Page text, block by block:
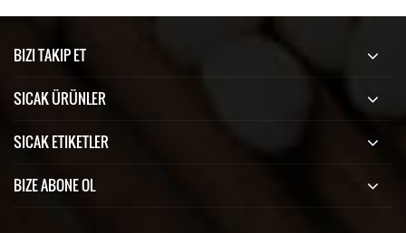
BIZI TAKIP ET
SICAK ÜRÜNLER
SICAK ETIKETLER
BIZE ABONE OL